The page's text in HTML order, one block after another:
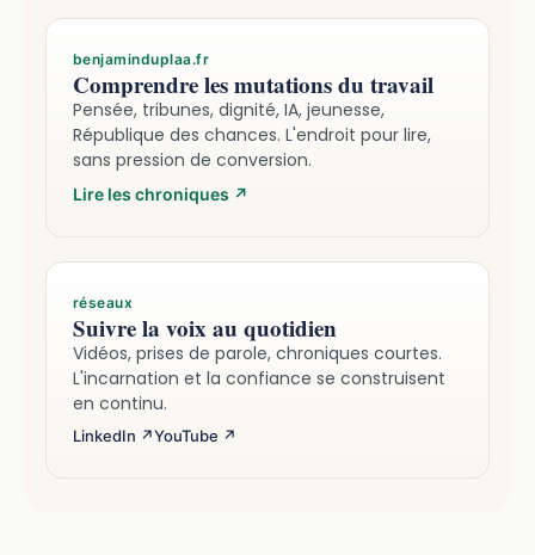
benjaminduplaa.fr
Comprendre les mutations du travail
Pensée, tribunes, dignité, IA, jeunesse,
République des chances. L'endroit pour lire,
sans pression de conversion.
Lire les chroniques ↗
réseaux
Suivre la voix au quotidien
Vidéos, prises de parole, chroniques courtes.
L'incarnation et la confiance se construisent
en continu.
LinkedIn ↗YouTube ↗